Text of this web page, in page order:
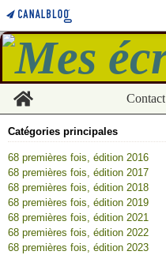
Home
Contact
Catégories principales
68 premières fois, édition 2016
68 premières fois, édition 2017
68 premières fois, édition 2018
68 premières fois, édition 2019
68 premières fois, édition 2021
68 premières fois, édition 2022
68 premières fois, édition 2023